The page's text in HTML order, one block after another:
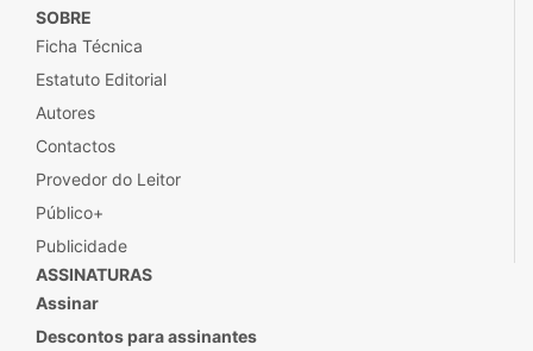
SOBRE
Ficha Técnica
Estatuto Editorial
Autores
Contactos
Provedor do Leitor
Público+
Publicidade
ASSINATURAS
Assinar
Descontos para assinantes